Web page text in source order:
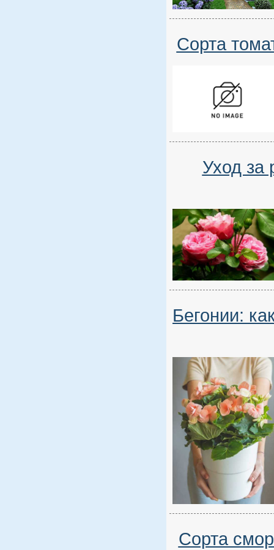
Сорта
Уход за
Бегонии:
Сорта